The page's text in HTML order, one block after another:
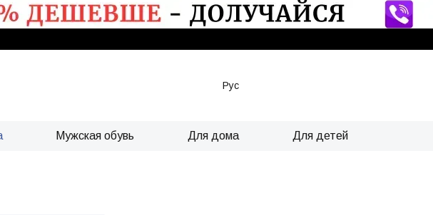
Рус
Мужская обувь Для дома Для детей